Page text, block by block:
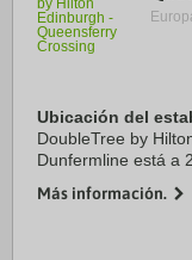
Ubicación del
DoubleTree by
Dunfermline está a
sostenible se
Más información.